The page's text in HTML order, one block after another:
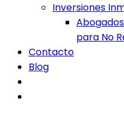
Inversiones
para No
Contacto
Blog